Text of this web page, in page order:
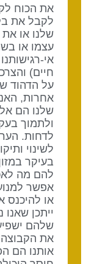
את הכוח
לקבל את
שלנו או
עצמו או
אי-
חיים)
על הדהוד
אחרות,
שלנו הם
ולתמוך
לדחות.
לשינוי
בעיקר
להם מה
אפשר למנוע
או להיכנס
ייתכן שאנו
שלהם
את הקבוצה
אותנו הם